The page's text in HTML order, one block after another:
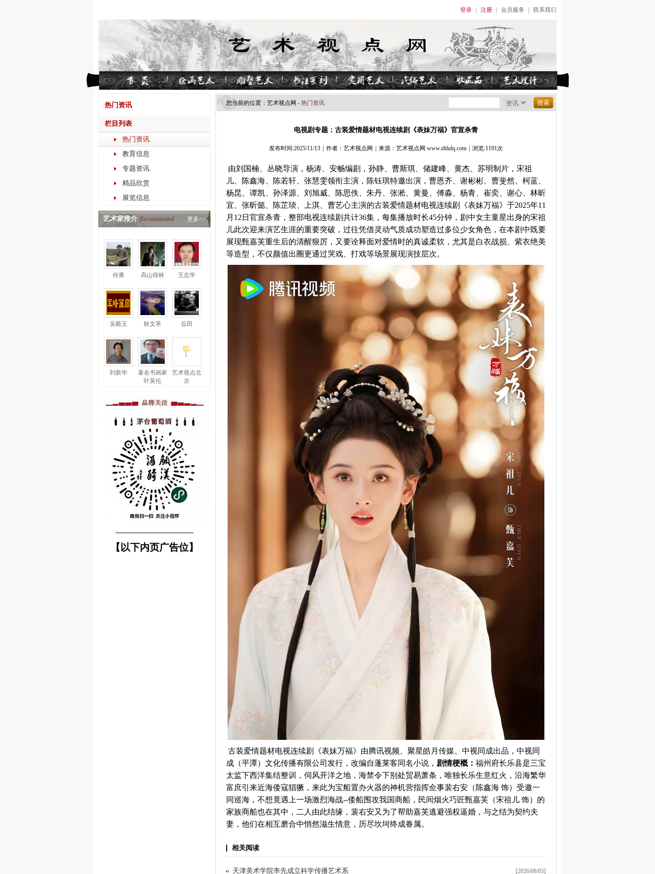
登录 注册 会员服务 联系我们
热门资讯
栏目列表
热门资讯
教育信息
专题资讯
精品欣赏
展览信息
艺术家推介 Recommended 更多>>
何勇 高山得林 王志学
吴殿玉 耿文萃 岳田
刘新华
著名书画家
叶英伦
艺术视点北
京
────────────────
【以下内页广告位】
您当前的位置： 艺术视点​网 - 热门资讯
电视剧专题：古装爱情题材电视连续剧《表妹万福》官宣杀青
发布时间:2025/11/13 作者：艺术视点网 来源：艺术视点网 www.zhhdq.com 浏览:1191次
由刘国楠、丛晓导演，杨涛、安畅编剧，孙静、曹斯琪、储建峰、黄杰、苏明制片，宋祖
儿、陈鑫海、陈若轩、张慧雯领衔主演，陈钰琪特邀出演，曹恩齐、谢彬彬、曹斐然、柯蓝、
杨昆、谭凯、孙泽源、刘旭威、陈思佚、朱丹、张淞、黄曼、傅淼、杨青、崔奕、谢心、林昕
宜、张昕懿、陈芷琰、上淇、曹艺心主演的古装爱情题材电视连续剧《表妹万福》于2025年11
月12日官宣杀青，整部电视连续剧共计36集，每集播放时长45分钟，剧中女主童星出身的宋祖
儿此次迎来演艺生涯的重要突破，过往凭借灵动气质成功塑造过多位少女角色，在本剧中既要
展现甄嘉芙重生后的清醒狠厉，又要诠释面对爱情时的真诚柔软，尤其是白衣战损、紫衣绝美
等造型，不仅颜值出圈更通过哭戏、打戏等场景展现演技层次。
古装爱情题材电视连续剧《表妹万福》由腾讯视频、聚星皓月传媒、中视同成出品，中视同
成（平潭）文化传播有限公司发行，改编自蓬莱客同名小说， 剧情梗概： 福州府长乐县是三宝
太监下西洋集结整训，伺风开洋之地，海禁令下别处贸易萧条，唯独长乐生意红火，沿海繁华
富庶引来近海倭寇猖獗，来此为宝船置办火器的神机营指挥佥事裴右安（陈鑫海 饰）受邀一
同巡海，不想竟遇上一场激烈海战--倭船围攻我国商船，民间烟火巧匠甄嘉芙（宋祖儿 饰）的
家族商船也在其中，二人由此结缘，裴右安又为了帮助嘉芙逃避强权逼婚，与之结为契约夫
妻，他们在相互磨合中悄然滋生情意，历尽坎坷终成眷属。
相关阅读
天津美术学院率先成立科学传播艺术系 [2026/08/05]